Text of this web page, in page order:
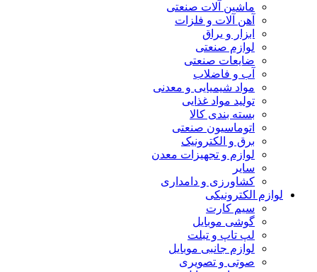
ماشین آلات صنعتی
آهن آلات و فلزات
ابزار و یراق
لوازم صنعتی
ضایعات صنعتی
آب و فاضلاب
مواد شیمیایی و معدنی
تولید مواد غذایی
بسته بندی کالا
اتوماسیون صنعتی
برق و الکترونیک
لوازم و تجهیزات معدن
سایر
کشاورزی و دامداری
لوازم الکترونیکی
سیم کارت
گوشی موبایل
لپ تاپ و تبلت
لوازم جانبی موبایل
صوتی و تصویری